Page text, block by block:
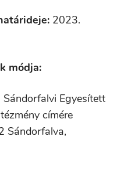
2023.
módja:
Egyesített
címére
Sándorfalva,